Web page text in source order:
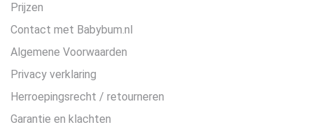
Prijzen
Contact met Babybum.nl
Algemene Voorwaarden
Privacy verklaring
Herroepingsrecht / retourneren
Garantie en klachten